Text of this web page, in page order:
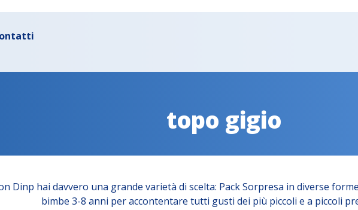
topo gigio
Dinp hai davvero una grande varietà di scelta: Pack Sorpresa in diverse
bimbe 3-8 anni per accontentare tutti gusti dei più piccoli e a piccoli